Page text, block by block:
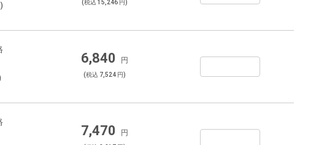
(税込 15,246 円)
6,840 円
(税込 7,524 円)
7,470 円